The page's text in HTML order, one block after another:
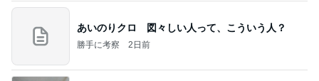
あいのりクロ 図々しい人って、こういう人？
勝手に考察 2日前